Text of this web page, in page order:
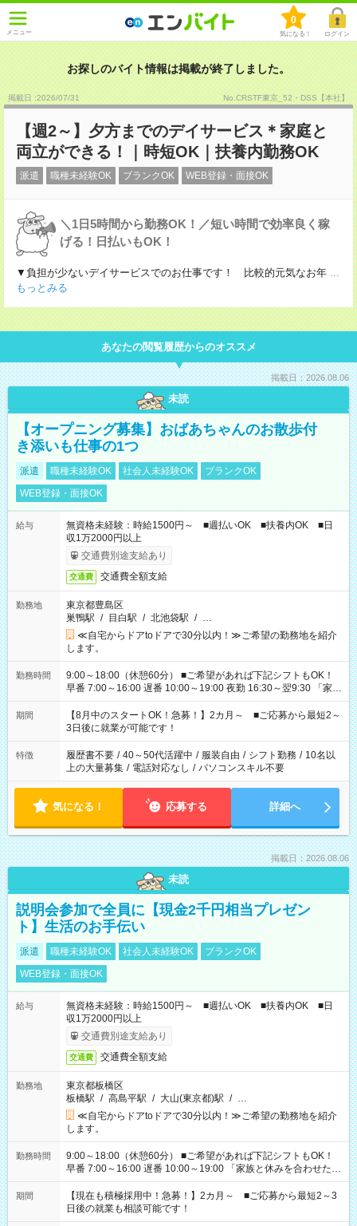
メニュー
0
気になる！ ログイン
お探しのバイト情報は掲載が終了しました。
掲載日 :2026/07/31 No.CRSTF東京_52・DSS【本社】
【週2～】夕方までのデイサービス＊家庭と
両立ができる！｜時短OK｜扶養内勤務OK
派遣 職種未経験OK ブランクOK WEB登録・面接OK
＼1日5時間から勤務OK！／短い時間で効率良く稼
げる！日払いもOK！
▼負担が少ないデイサービスでのお仕事です！ 比較的元気なお年 ...
もっとみる
あなたの閲覧履歴からのオススメ
掲載日：2026.08.06
未読
【オープニング募集】おばあちゃんのお散歩付
き添いも仕事の1つ
派遣 職種未経験OK 社会人未経験OK
ブランクOK
WEB登録・面接OK
給与
無資格未経験：時給1500円～ ■週払いOK ■扶養内OK ■日
収1万2000円以上
交通費別途支給あり
交通費 交通費全額支給
勤務地
東京都豊島区
巣鴨駅 / 目白駅 / 北池袋駅 / …
≪自宅からドアtoドアで30分以内！≫ご希望の勤務地を紹介
します。
勤務時間
9:00～18:00（休憩60分） ■ご希望があれば下記シフトもOK！
早番 7:00～16:00 遅番 10:00～19:00 夜勤 16:30～翌9:30 「家族
と休みを合わせたい」 「余裕を持って夕飯の準備がしたい」
「できれば残業はしたくない」 など、ご希望を教えてください
ね。 ※Wワーク希望の方へ 今ご覧のお仕事で希望する勤務時間
と、もう1つのお仕事の勤務時間。 合計で週40時間を超える場
合は応募できません。
期間
【8月中のスタートOK！急募！】2カ月～ ■ご応募から最短2～
3日後に就業が可能です！
特徴 履歴書不要 / 40～50代活躍中 / 服装自由 / シフト勤務 / 10名以
上の大量募集 / 電話対応なし / パソコンスキル不要
気になる！ 応募する 詳細へ
掲載日：2026.08.06
未読
説明会参加で全員に【現金2千円相当プレゼン
ト】生活のお手伝い
派遣 職種未経験OK 社会人未経験OK
ブランクOK
WEB登録・面接OK
給与
無資格未経験：時給1500円～ ■週払いOK ■扶養内OK ■日
収1万2000円以上
交通費別途支給あり
交通費 交通費全額支給
勤務地
東京都板橋区
板橋駅 / 高島平駅 / 大山(東京都)駅 / …
≪自宅からドアtoドアで30分以内！≫ご希望の勤務地を紹介
します。
勤務時間
9:00～18:00（休憩60分） ■ご希望があれば下記シフトもOK！
早番 7:00～16:00 遅番 10:00～19:00 「家族と休みを合わせた
い」 「余裕を持って夕飯の準備がしたい」 「できれば残業はし
たくない」 など、ご希望を教えてくださいね。 ※Wワーク希望
の方へ 今ご覧のお仕事で希望する勤務時間と、もう1つのお仕事
の勤務時間。 合計で週40時間を超える場合は応募できません。
期間
【現在も積極採用中！急募！】2カ月～ ■ご応募から最短2～3
日後の就業も相談可能です！